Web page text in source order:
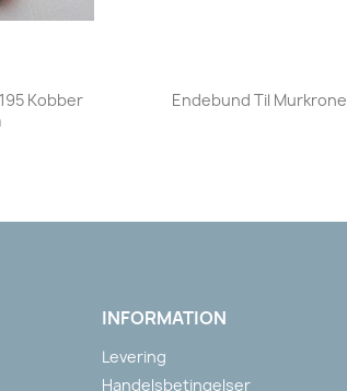
Kobber
Endebund Til Murkrone
Vis her
INFORMATION
Levering
Handelsbetingelser